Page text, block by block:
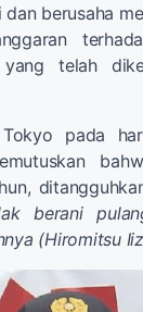
berusaha
telah
pada
berani
(Hiromitsu